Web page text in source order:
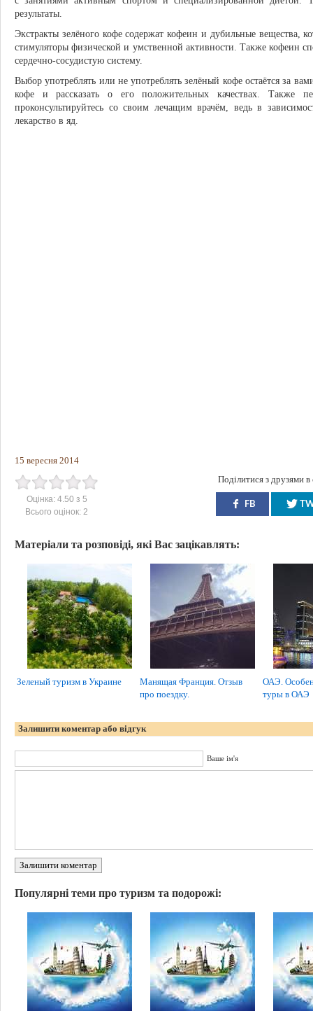
результаты.
Экстракты зелёного кофе содержат кофеин и дубильные вещества,
стимуляторы физической и умственной активности. Также кофеин
сердечно-сосудистую систему.
Выбор употреблять или не употреблять зелёный кофе остаётся за
кофе и рассказать о его положительных качествах. Также
проконсультируйтесь со своим лечащим врачём, ведь в
лекарство в яд.
15 вересня 2014
Оцінка: 4.50 з 5
Всього оцінок: 2
Поділитися з друзями
FB
Матеріали та розповіді, які Вас зацікавлять:
Зеленый туризм в Украине
Манящая Франция. Отзыв
про поездку.
ОАЭ.
туры в ОАЭ
Залишити коментар або відгук
Ваше ім'я
Залишити коментар
Популярні теми про туризм та подорожі: